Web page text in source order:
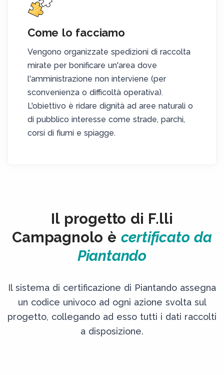
Come lo facciamo
Vengono organizzate spedizioni di raccolta
mirate per bonificare un'area dove
l'amministrazione non interviene (per
sconvenienza o difficoltà operativa).
L'obiettivo è ridare dignità ad aree naturali o
di pubblico interesse come strade, parchi,
corsi di fiumi e spiagge.
Il progetto di F.lli
Campagnolo è certificato da
Piantando
Il sistema di certificazione di Piantando assegna
un codice univoco ad ogni azione svolta sul
progetto, collegando ad esso tutti i dati raccolti
a disposizione.